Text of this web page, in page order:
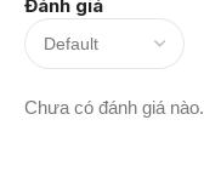
Đánh giá
Chưa có đánh giá nào.